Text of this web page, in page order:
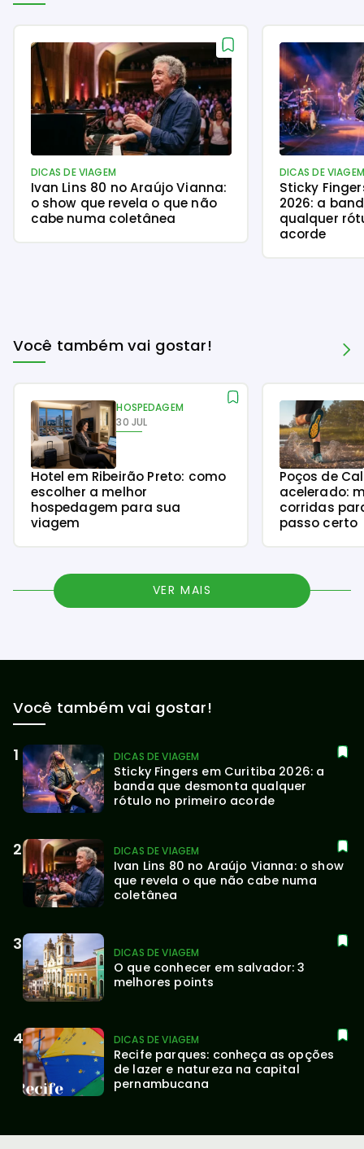
DICAS DE VIAGEM
Ivan Lins 80 no Araújo Vianna:
o show que revela o que não
cabe numa coletânea
DICAS DE VIAGEM
Sticky
2026: a
qualquer
acorde
Você também vai gostar!
HOSPEDAGEM
30 JUL
Hotel em Ribeirão Preto: como
escolher a melhor
hospedagem para sua
viagem
Poços de
acelerado:
corridas
passo certo
VER MAIS
Você também vai gostar!
DICAS DE VIAGEM
Sticky Fingers em Curitiba 2026: a
banda que desmonta qualquer
rótulo no primeiro acorde
DICAS DE VIAGEM
Ivan Lins 80 no Araújo Vianna: o show
que revela o que não cabe numa
coletânea
DICAS DE VIAGEM
O que conhecer em salvador: 3
melhores points
DICAS DE VIAGEM
Recife parques: conheça as opções
de lazer e natureza na capital
pernambucana